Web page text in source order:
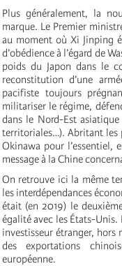
Plus généralement, la
marque. Le Premier
au moment où Xi Jinping
d’obédience à l’égard de
poids du Japon dans le
reconstitution d’une
pacifiste toujours
militariser le régime,
dans le Nord-Est
territoriales…). Abritant les
Okinawa pour l’essentiel,
message à la Chine
On retrouve ici la même
les interdépendances
était (en 2019) le
égalité avec les États-
investisseur étranger,
des exportations
européenne.